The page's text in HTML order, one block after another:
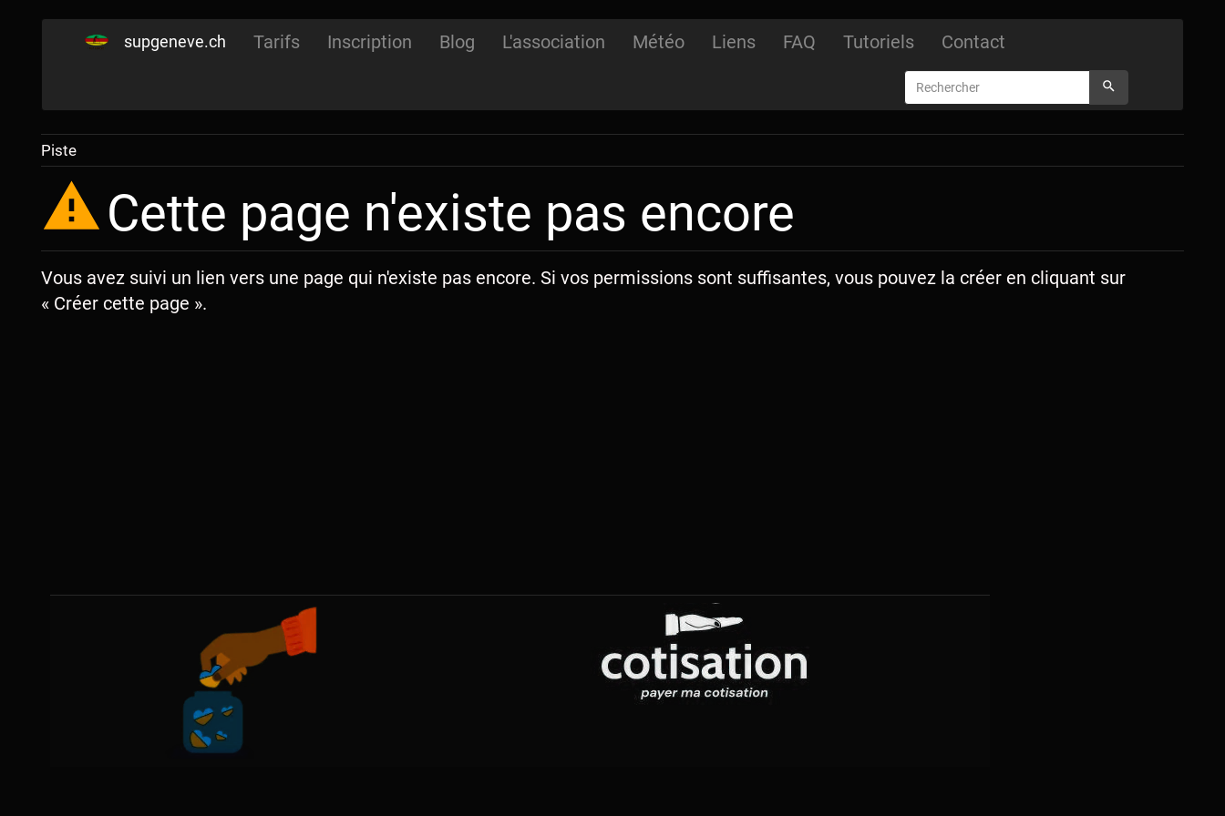
supgeneve.ch Tarifs Inscription Blog L'association Météo Liens FAQ Tutoriels Contact
Piste
Cette page n'existe pas encore
Vous avez suivi un lien vers une page qui n'existe pas encore. Si vos permissions sont suffisantes, vous pouvez la créer en cliquant sur
« Créer cette page ».